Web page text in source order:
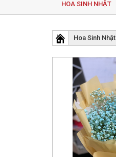
HOA SINH NHẬT
Hoa Sinh Nhật